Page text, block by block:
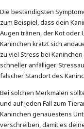
Die beständigsten
zum Beispiel, dass dein
Augen tränen, der Kot oder
Kaninchen kratzt sich
zu viel Stress bei
schneller anfälliger.
falscher Standort des
Bei solchen Merkmalen
und auf jeden Fall zum
Kaninchen genauestens
verschreiben, damit es